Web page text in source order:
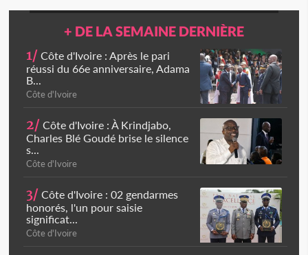
+ DE LA SEMAINE DERNIÈRE
1/ Côte d'Ivoire : Après le pari
réussi du 66e anniversaire, Adama
B...
Côte d'Ivoire
2/ Côte d'Ivoire : À Krindjabo,
Charles Blé Goudé brise le silence
s...
Côte d'Ivoire
3/ Côte d'Ivoire : 02 gendarmes
honorés, l'un pour saisie
significat...
Côte d'Ivoire